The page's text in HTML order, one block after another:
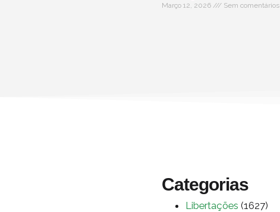
Março 12, 2026 Sem comentários
Categorias
Libertações (1627)